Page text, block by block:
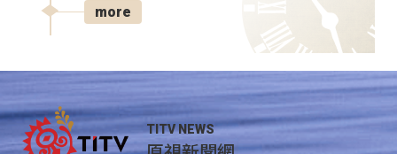
more
TITV NEWS